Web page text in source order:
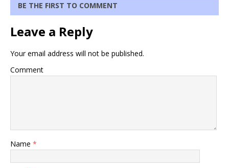
BE THE FIRST TO COMMENT
Leave a Reply
Your email address will not be published.
Comment
Name *